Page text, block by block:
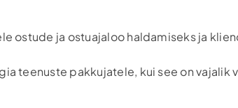
ostude ja ostuajaloo haldamiseks ja
teenuste pakkujatele, kui see on